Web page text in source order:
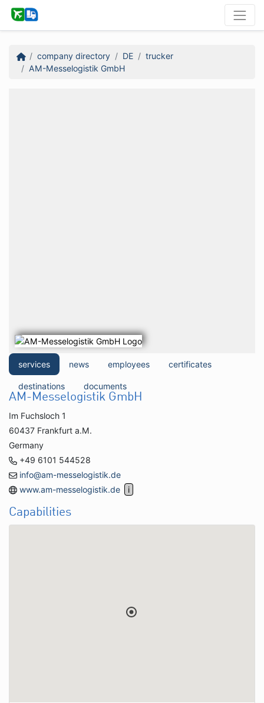
company directory DE
trucker
AM-Messelogistik GmbH
services news employees certificates
destinations documents
AM-Messelogistik GmbH
Im Fuchsloch 1
60437 Frankfurt a.M.
Germany
+49 6101 544528
info@am-messelogistik.de
www.am-messelogistik.de
Capabilities